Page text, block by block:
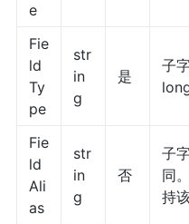
e
Fie
ld
Ty
pe
str
in
g
是
子
Fie
ld
Ali
as
str
in
g
否
子
同
持